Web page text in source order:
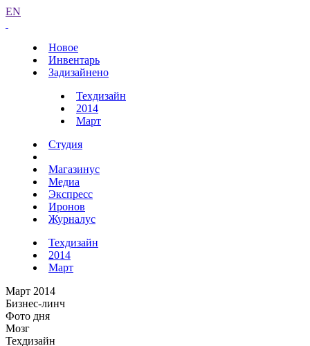
EN
Новое
Инвентарь
Задизайнено
Техдизайн
2014
Март
Студия
Магазинус
Медиа
Экспресс
Иронов
Журналус
Техдизайн
2014
Март
Март 2014
Бизнес-линч
Фото дня
Мозг
Техдизайн